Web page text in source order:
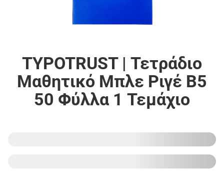
TYPOTRUST | Τετράδιο
Μαθητικό Μπλε Ριγέ Β5
50 Φύλλα 1 Τεμάχιο